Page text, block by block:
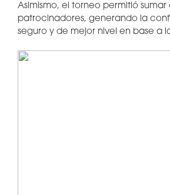
Asimismo, el torneo permitió sumar
patrocinadores, generando la
seguro y de mejor nivel en base a